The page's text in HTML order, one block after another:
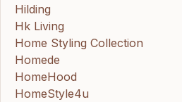
Hilding
Hk Living
Home Styling Collection
Homede
HomeHood
HomeStyle4u